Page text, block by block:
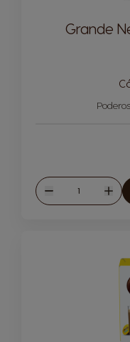
Grande
Reduzir
Quantidade